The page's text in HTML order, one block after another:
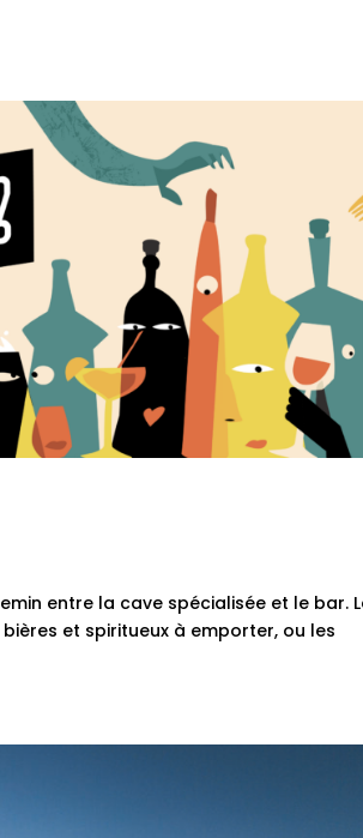
entre la cave spécialisée et le bar.
et spiritueux à emporter, ou les